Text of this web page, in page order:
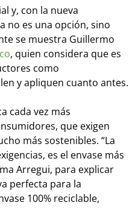
y, con la nueva
no es una opción, sino
se muestra Guillermo
, quien considera que es
como
y apliquen cuanto antes.
cada vez más
que exigen
más sostenibles. “La
es el envase más
Arregui, para explicar
perfecta para la
100% reciclable,